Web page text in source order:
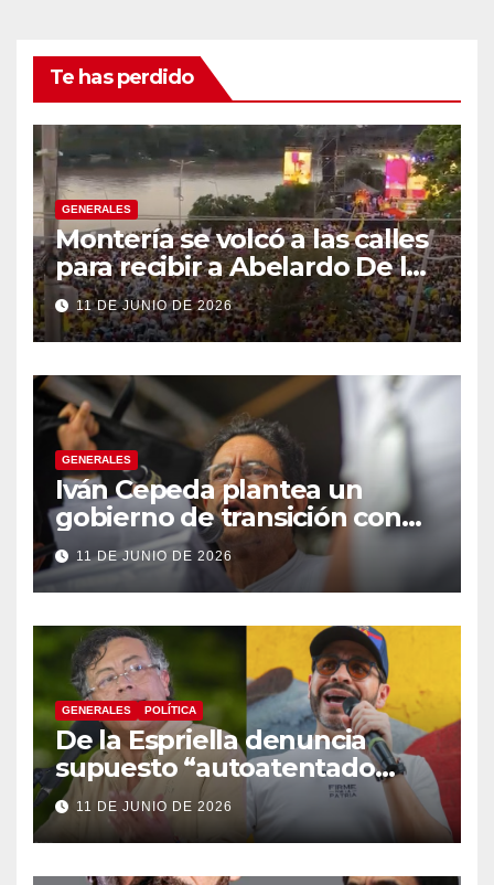
Te has perdido
GENERALES
Montería se volcó a las calles
para recibir a Abelardo De la
Espriella
11 DE JUNIO DE 2026
GENERALES
Iván Cepeda plantea un
gobierno de transición con
énfasis en el empalme
institucional y una eventual
constituyente
11 DE JUNIO DE 2026
GENERALES POLÍTICA
De la Espriella denuncia
supuesto “autoatentado
legislativo” tras decisión de
suspender provisionalmente
a Petro
11 DE JUNIO DE 2026